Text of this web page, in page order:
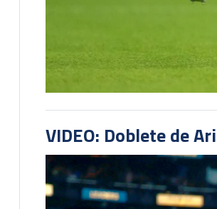
VIDEO: Doblete de